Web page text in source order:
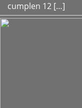
cumplen 12 […]